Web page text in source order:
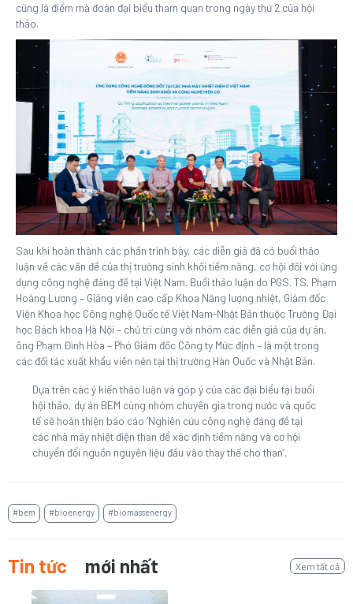
cũng là điểm mà đoàn đại biểu tham quan trong ngày thứ 2 của hội
thảo.
Sau khi hoàn thành các phần trình bày, các diễn giả đã có buổi thảo
luận về các vấn đề của thị trường sinh khối tiềm năng, cơ hội đối với ứng
dụng công nghệ đáng đề tại Việt Nam. Buổi thảo luận do PGS. TS. Phạm
Hoàng Lương – Giảng viên cao cấp Khoa Năng lượng nhiệt, Giám đốc
Viện Khoa học Công nghệ Quốc tế Việt Nam-Nhật Bản thuộc Trường Đại
học Bách khoa Hà Nội – chủ trì cùng với nhóm các diễn giả của dự án,
ông Phạm Đình Hòa – Phó Giám đốc Công ty Mức định – là một trong
các đối tác xuất khẩu viên nén tại thị trường Hàn Quốc và Nhật Bản.
Dựa trên các ý kiến thảo luận và góp ý của các đại biểu tại buổi
hội thảo, dự án BEM cùng nhóm chuyên gia trong nước và quốc
tế sẽ hoàn thiện báo cáo ‘Nghiên cứu công nghệ đáng đề tại
các nhà máy nhiệt điện than để xác định tiềm năng và cơ hội
chuyển đổi nguồn nguyên liệu đầu vào thay thế cho than’.
#bem #bioenergy #biomassenergy
Tin tức mới nhất Xem tất cả